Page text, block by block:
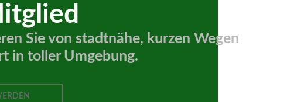
Sie von stadtnähe, kurzen Wegen
in toller Umgebung.